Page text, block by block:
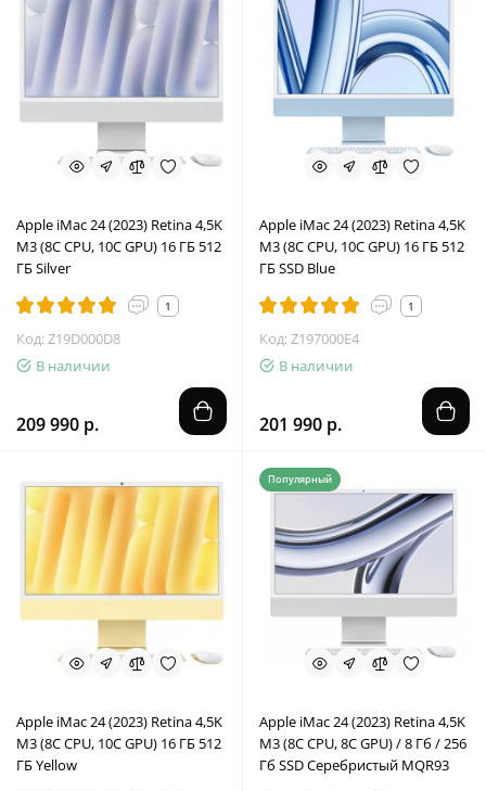
Apple iMac 24 (2023) Retina 4,5K
M3 (8C CPU, 10C GPU) 16 ГБ 512
ГБ Silver
1
Код: Z19D000D8
В наличии
209 990 р.
Apple iMac 24 (2023) Retina 4,5K
M3 (8C CPU, 10C GPU) 16 ГБ 512
ГБ SSD Blue
1
Код: Z197000E4
В наличии
201 990 р.
Apple iMac 24 (2023) Retina 4,5K
M3 (8C CPU, 10C GPU) 16 ГБ 512
ГБ Yellow
Популярный
Apple iMac 24 (2023) Retina 4,5K
M3 (8C CPU, 8C GPU) / 8 Гб / 256
Гб SSD Серебристый MQR93